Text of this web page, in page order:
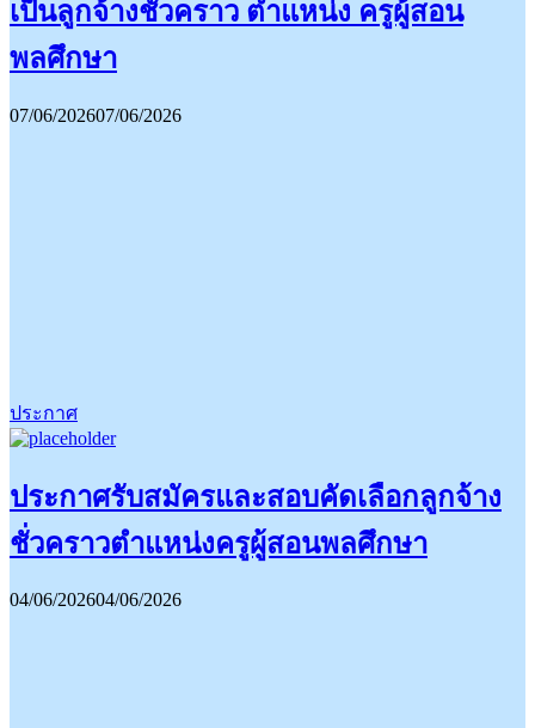
เป็นลูกจ้างชั่วคราว ตำแหน่ง ครูผู้สอน
พลศึกษา
07/06/202607/06/2026
ประกาศ
ประกาศรับสมัครและสอบคัดเลือกลูกจ้าง
ชั่วคราวตำแหน่งครูผู้สอนพลศึกษา
04/06/202604/06/2026